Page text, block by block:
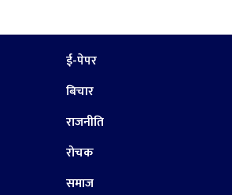
ई-पेपर
बिचार
राजनीति
रोचक
समाज